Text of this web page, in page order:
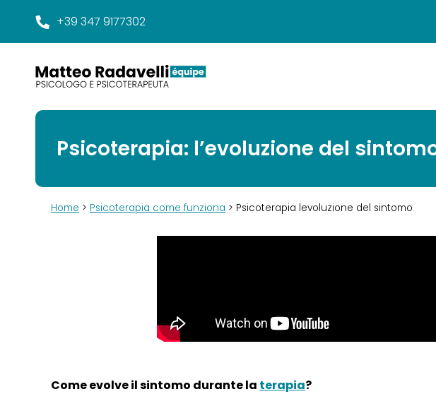
+39 347 9177302
Psicoterapia: l’evoluzione del
Home > Psicoterapia come funziona > Psicoterapia levoluzione del sintomo
Come evolve il sintomo durante la terapia?